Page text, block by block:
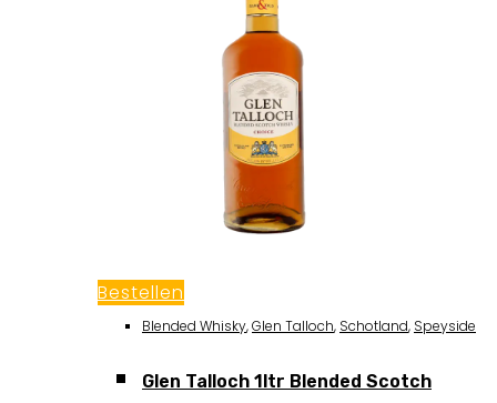
Bestellen
Blended Whisky,Glen Talloch, Schotland, Speyside
Glen Talloch 1ltr Blended Scotch